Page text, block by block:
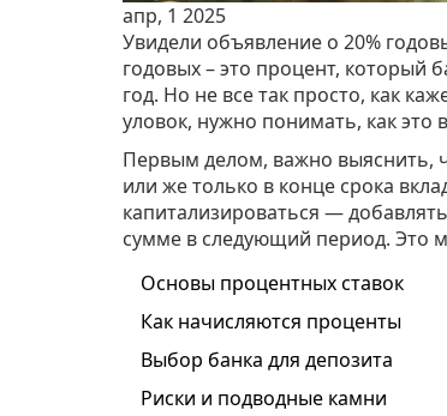
апр, 1 2025
Увидели объявление о 20%
годовых – это процент, который
год. Но не все так просто, как
уловок, нужно понимать, как это
Первым делом, важно выяснить,
или же только в конце срока
капитализироваться —
сумме в следующий период. Это
Основы процентных ставок
Как начисляются проценты
Выбор банка для депозита
Риски и подводные камни